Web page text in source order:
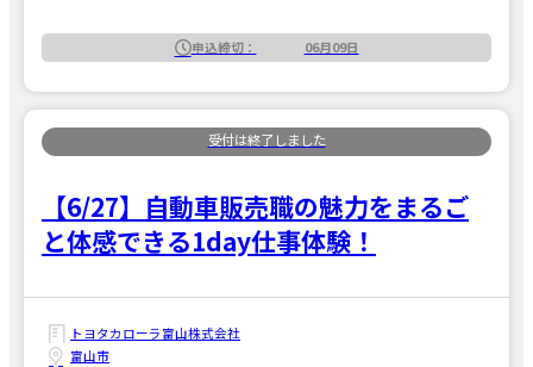
申込締切： 06月09日
【6/27】自動車販売職の魅力をまるご
と体感できる1day仕事体験！
トヨタカローラ富山株式会社
富山市